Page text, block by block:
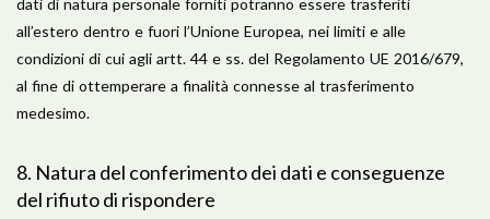
dati di natura personale forniti potranno essere trasferiti
all’estero dentro e fuori l’Unione Europea, nei limiti e alle
condizioni di cui agli artt. 44 e ss. del Regolamento UE 2016/679,
al fine di ottemperare a finalità connesse al trasferimento
medesimo.
​8. Natura del conferimento dei dati e conseguenze
del rifiuto di rispondere